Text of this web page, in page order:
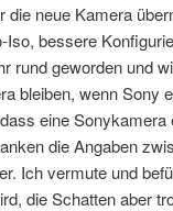
neue Kamera
bessere
rund geworden und
bleiben, wenn Sony
eine
die Angaben
Ich vermute und
die Schatten aber